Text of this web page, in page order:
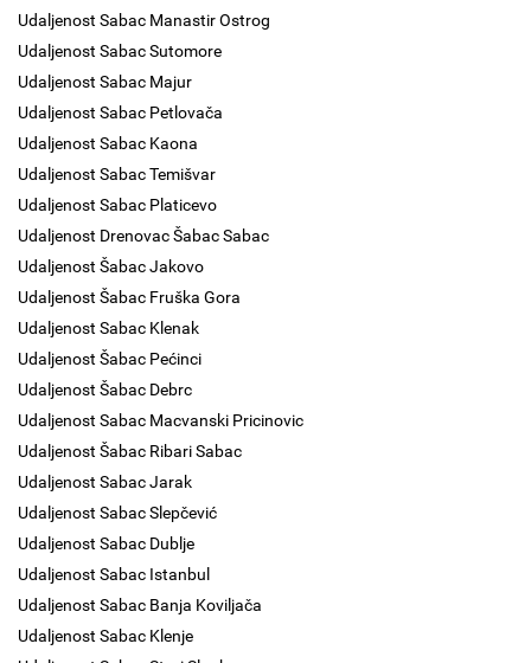
Udaljenost Sabac Manastir Ostrog
Udaljenost Sabac Sutomore
Udaljenost Sabac Majur
Udaljenost Sabac Petlovača
Udaljenost Sabac Kaona
Udaljenost Sabac Temišvar
Udaljenost Sabac Platicevo
Udaljenost Drenovac Šabac Sabac
Udaljenost Šabac Jakovo
Udaljenost Šabac Fruška Gora
Udaljenost Sabac Klenak
Udaljenost Šabac Pećinci
Udaljenost Šabac Debrc
Udaljenost Sabac Macvanski Pricinovic
Udaljenost Šabac Ribari Sabac
Udaljenost Sabac Jarak
Udaljenost Sabac Slepčević
Udaljenost Sabac Dublje
Udaljenost Sabac Istanbul
Udaljenost Sabac Banja Koviljača
Udaljenost Sabac Klenje